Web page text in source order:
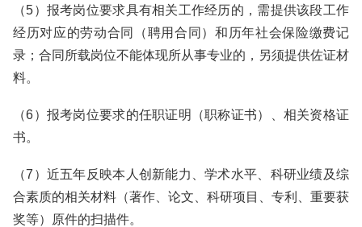
（5）报考岗位要求具有相关工作经历的，需提供该段工作
经历对应的劳动合同（聘用合同）和历年社会保险缴费记
录；合同所载岗位不能体现所从事专业的，另须提供佐证材
料。
（6）报考岗位要求的任职证明（职称证书）、相关资格证
书。
（7）近五年反映本人创新能力、学术水平、科研业绩及综
合素质的相关材料（著作、论文、科研项目、专利、重要获
奖等）原件的扫描件。